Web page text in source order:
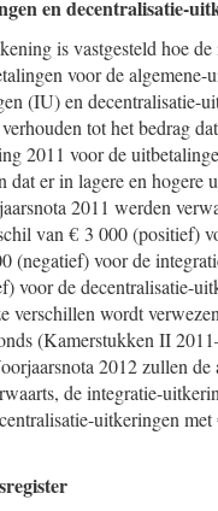
en decentralisatie-
is vastgesteld hoe de
voor de
(IU) en decentralisatie-
tot het bedrag
2011 voor de
dat er in lagere en hogere
2011 werden
van € 3 000 (positief)
(negatief) voor de
voor de decentralisatie-
verschillen wordt
(Kamerstukken II
2012 zullen de
de integratie-
uitkeringen